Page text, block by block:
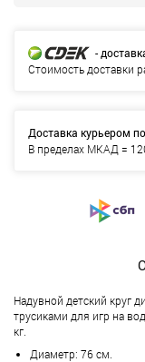
-
Стоимость доставки
Доставка курьером
В пределах МКАД =
Надувной детский круг
трусиками для игр на
кг.
Диаметр: 76 см.